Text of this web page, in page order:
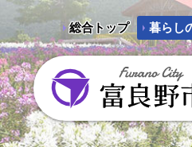
総合トップ 暮らし
富良野市 - Frano City